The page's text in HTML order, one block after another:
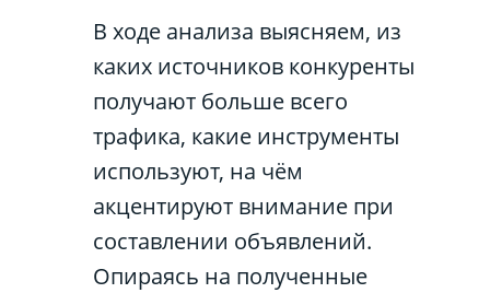
В ходе анализа выясняем, из
каких источников конкуренты
получают больше всего
трафика, какие инструменты
используют, на чём
акцентируют внимание при
составлении объявлений.
Опираясь на полученные